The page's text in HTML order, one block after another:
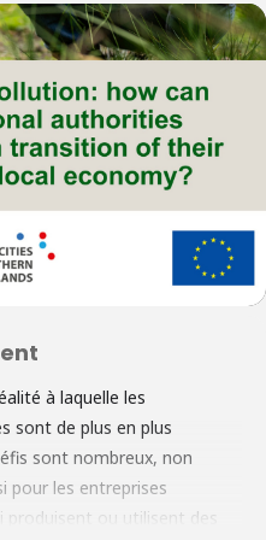
à laquelle les
sont de plus en plus
sont nombreux, non
pour les entreprises
ou utilisent des